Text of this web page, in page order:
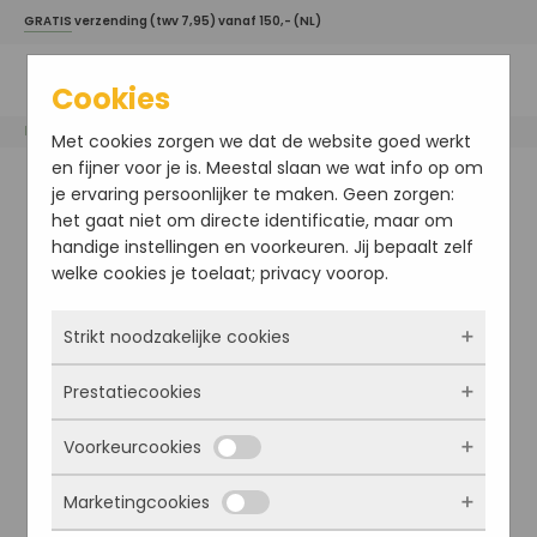
GRATIS verzending (twv 7,95) vanaf 150,- (NL)
Home / Comfort Zone / Sublime Skin Micropeel Lotion
Cookies
Met cookies zorgen we dat de website goed werkt
en fijner voor je is. Meestal slaan we wat info op om
je ervaring persoonlijker te maken. Geen zorgen:
het gaat niet om directe identificatie, maar om
handige instellingen en voorkeuren. Jij bepaalt zelf
welke cookies je toelaat; privacy voorop.
Strikt noodzakelijke cookies
Deze cookies zorgen ervoor dat de website
überhaupt werkt. Ze zijn dus altijd actief en
kunnen niet worden uitgezet. Meestal worden
ze alleen geplaatst als jij iets doet, zoals
inloggen, een formulier invullen of je
Prestatiecookies
Met deze cookies zien we hoe vaak onze site
bezocht wordt, waar bezoekers vandaan
komen en welke pagina’s populair zijn. Zo
Voorkeurcookies
Deze cookies onthouden jouw voorkeuren.
Marketingcookies